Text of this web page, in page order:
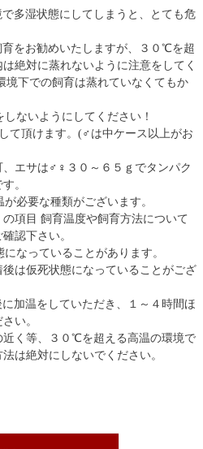
多湿状態にしてしまうと、とても危
をお勧めいたしますが、３０℃を超
絶対に蒸れないように注意をしてく
下での飼育は蒸れていなくてもか
ないようにしてください！
て頂けます。(♂は中ケース以上がお
、エサは♂♀３０～６５ｇでタンパク
。
必要な種類がございます。
の項目 飼育温度や飼育方法について
認下さい。
なっていることがあります。
は仮死状態になっていることがござ
加温をしていただき、１～４時間ほ
い。
近く等、３０℃を超える高温の環境で
は絶対にしないでください。